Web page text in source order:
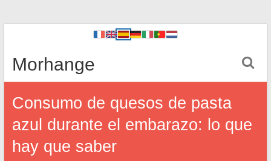
Morhange
Consumo de quesos de pasta
azul durante el embarazo: lo que
hay que saber